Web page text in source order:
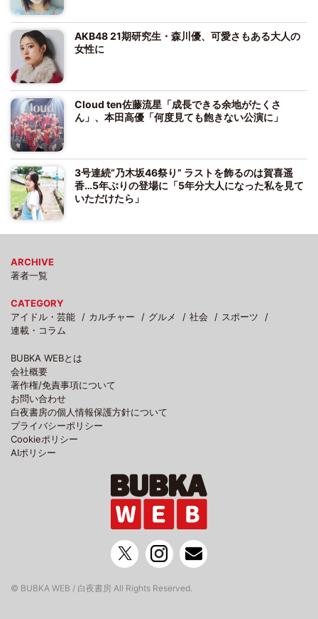
AKB48 21期研究生・森川優、可愛さもある大人の
女性に
Cloud ten佐藤流星「成長できる余地がたくさ
ん」、本田高優「何度見ても飽きない公演に」
3号連続“乃木坂46祭り” ラストを飾るのは賀喜遥
香…5年ぶりの登場に「5年分大人になった私を見て
いただけたら」
ARCHIVE
著者一覧
CATEGORY
アイドル・芸能
カルチャー グルメ 社会
スポーツ
連載・コラム
BUBKA WEBとは
会社概要
著作権/免責事項について
お問い合わせ
白夜書房の個人情報保護方針について
プライバシーポリシー
Cookieポリシー
AIポリシー
© BUBKA WEB / 白夜書房 All Rights Reserved.